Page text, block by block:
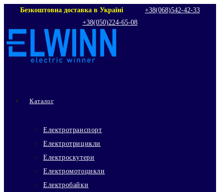
Перейти
вмісту
Безкоштовна доставка в Україні
+38(068)542‑42‑33
+38(050)224‑65‑08
Каталог
Електротранспорт
Електротрицикли
Електроскутери
Електромотоцикли
Електробайки